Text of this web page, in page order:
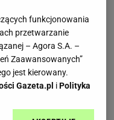
funkcjonowania
przetwarzanie
– Agora S.A. –
Zaawansowanych”
jest kierowany.
Gazeta.pl iPolityka